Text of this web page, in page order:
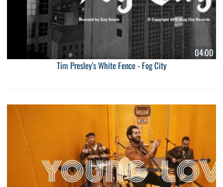
04:00
Tim Presley's White Fence - Fog City